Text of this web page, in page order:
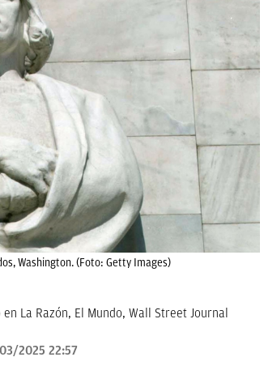
Washington. (Foto: Getty Images)
La Razón, El Mundo, Wall Street Journal
2025 22:57